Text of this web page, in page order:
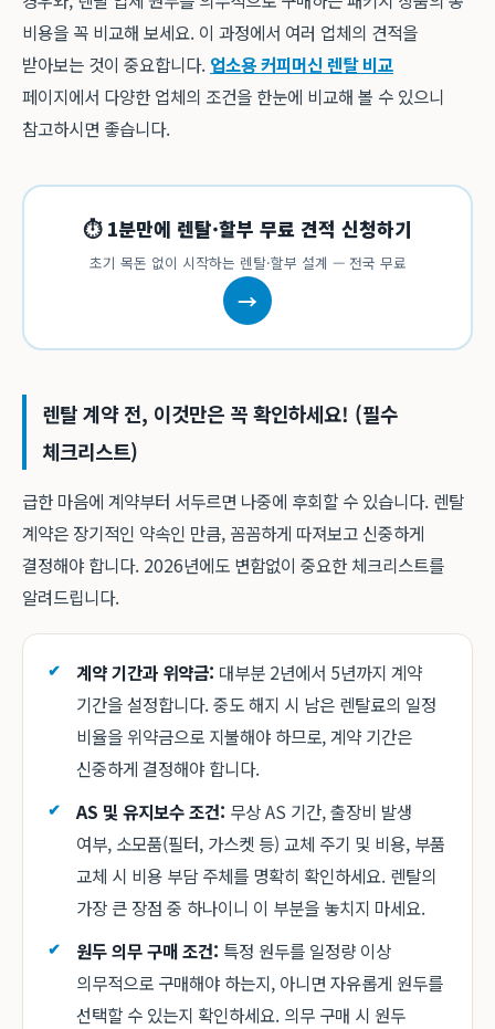
비용을 꼭 비교해 보세요. 이 과정에서 여러 업체의 견적을
받아보는 것이 중요합니다. 업소용 커피머신 렌탈 비교
페이지에서 다양한 업체의 조건을 한눈에 비교해 볼 수 있으니
참고하시면 좋습니다.
⏱ 1분만에 렌탈·할부 무료 견적 신청하기
초기 목돈 없이 시작하는 렌탈·할부 설계 — 전국 무료
→
렌탈 계약 전, 이것만은 꼭 확인하세요! (필수
체크리스트)
급한 마음에 계약부터 서두르면 나중에 후회할 수 있습니다. 렌탈
계약은 장기적인 약속인 만큼, 꼼꼼하게 따져보고 신중하게
결정해야 합니다. 2026년에도 변함없이 중요한 체크리스트를
알려드립니다.
계약 기간과 위약금: 대부분 2년에서 5년까지 계약
기간을 설정합니다. 중도 해지 시 남은 렌탈료의 일정
비율을 위약금으로 지불해야 하므로, 계약 기간은
신중하게 결정해야 합니다.
AS 및 유지보수 조건: 무상 AS 기간, 출장비 발생
여부, 소모품(필터, 가스켓 등) 교체 주기 및 비용, 부품
교체 시 비용 부담 주체를 명확히 확인하세요. 렌탈의
가장 큰 장점 중 하나이니 이 부분을 놓치지 마세요.
원두 의무 구매 조건: 특정 원두를 일정량 이상
의무적으로 구매해야 하는지, 아니면 자유롭게 원두를
선택할 수 있는지 확인하세요. 의무 구매 시 원두